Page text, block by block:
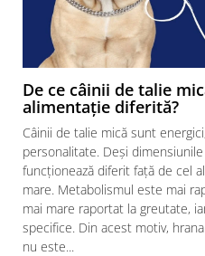
De ce câinii de talie
alimentație diferită?
Câinii de talie mică sunt
personalitate. Deși
funcționează diferit față de cel
mare. Metabolismul este mai
mai mare raportat la greutate,
specifice. Din acest motiv,
nu este...